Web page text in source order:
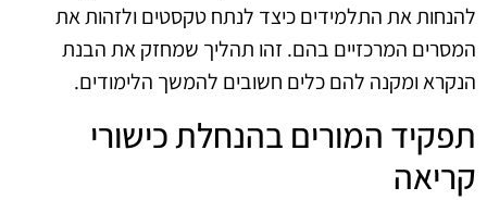
להנחות את התלמידים כיצד לנתח טקסטים ולזהות את
המסרים המרכזיים בהם. זהו תהליך שמחזק את הבנת
הנקרא ומקנה להם כלים חשובים להמשך הלימודים.
תפקיד המורים בהנחלת כישורי
קריאה